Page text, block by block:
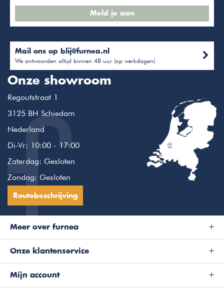
Meld je aan
Mail ons op blij@furnea.nl
We antwoorden altijd binnen 48 uur (op werkdagen).
Onze showroom
Regoutstraat 1
3125 BH Schiedam
Nederland
Di-Vr: 10:00 - 17:00
Zaterdag: Gesloten
Zondag: Gesloten
Routebeschrijving
Meer over furnea
Onze klantenservice
Mijn account